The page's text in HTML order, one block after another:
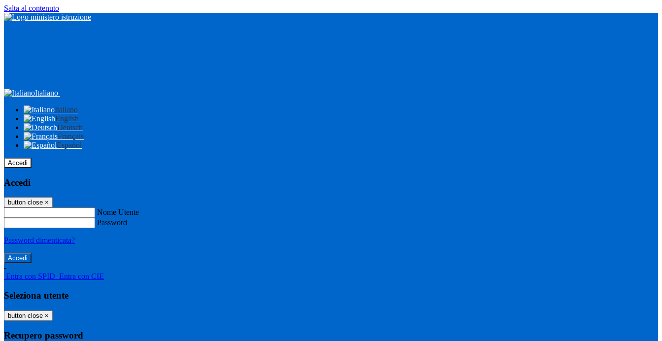
Salta al contenuto
Italiano
Italiano
English
Deutsch
Français
Español
Accedi
Accedi
button close ×
Nome Utente
Password
Password dimenticata?
-
Entra con SPID Entra con CIE
Seleziona utente
button close ×
Recupero password